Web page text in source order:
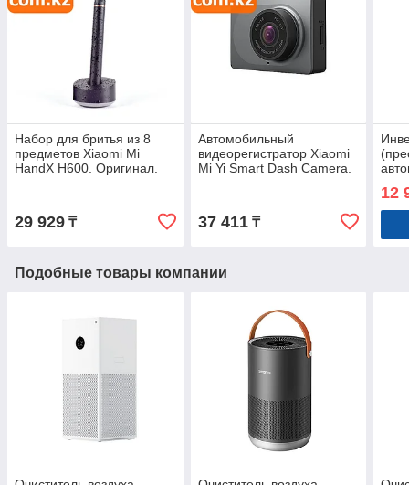
Набор для бритья из 8
предметов Xiaomi Mi
HandX H600. Оригинал.
29 929 ₸
Автомобильный
видеорегистратор Xiaomi
Mi Yi Smart Dash Camera.
37 411₸
12
Подобные товары компании